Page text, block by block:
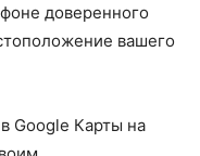
доверенного
вашего
Google Карты на